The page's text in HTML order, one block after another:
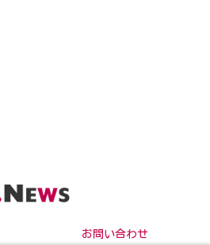
お問い合わせ